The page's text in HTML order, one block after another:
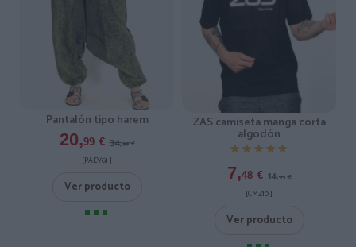
Pantalón tipo harem
20,99 € 34,99 €
[PAEV61 ]
Ver producto
ZAS camiseta manga corta
algodón
★★★★★
★★★★★
7,48 € 14,95 €
[CMZ10 ]
Ver producto